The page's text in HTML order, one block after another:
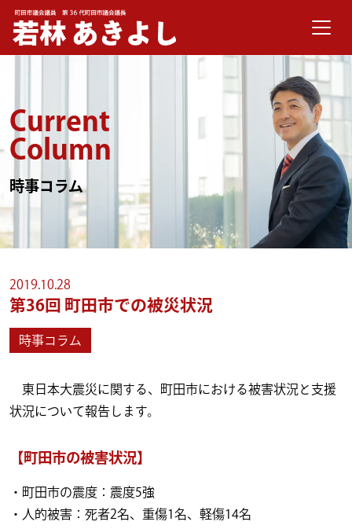
メインナビゲーション
Current
Column
時事コラム
2019.10.28
第36回 町田市での被災状況
時事コラム
東日本大震災に関する、町田市における被害状況と支援
状況について報告します。
【町田市の被害状況】
・町田市の震度：震度5強
・人的被害：死者2名、重傷1名、軽傷14名